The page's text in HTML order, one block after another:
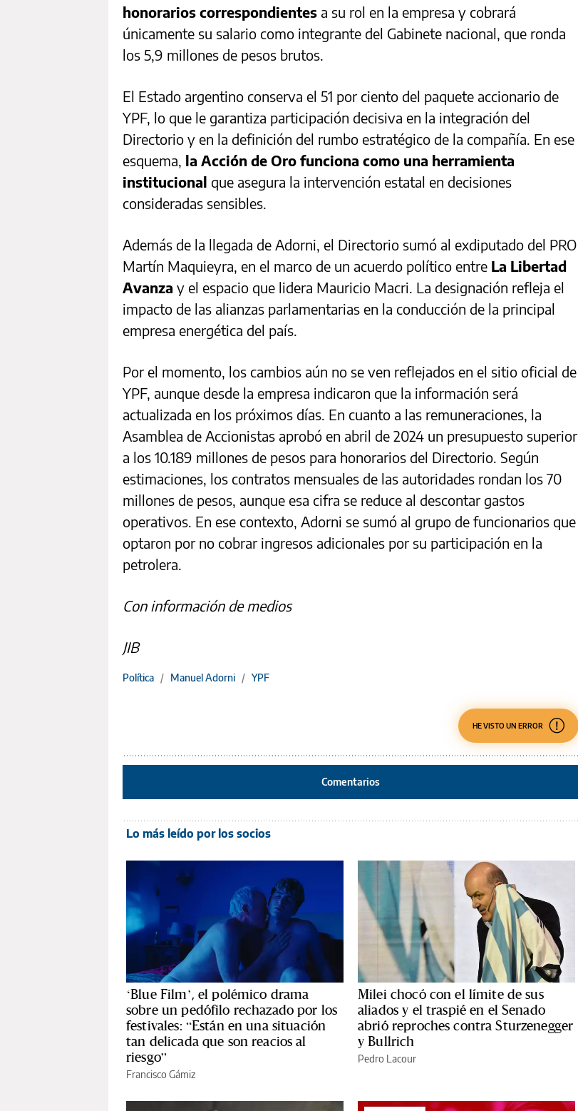
honorarios correspondientes a su rol en la empresa y cobrará
únicamente su salario como integrante del Gabinete nacional, que ronda
los 5,9 millones de pesos brutos.
El Estado argentino conserva el 51 por ciento del paquete accionario de
YPF, lo que le garantiza participación decisiva en la integración del
Directorio y en la definición del rumbo estratégico de la compañía. En ese
esquema, la Acción de Oro funciona como una herramienta
institucional que asegura la intervención estatal en decisiones
consideradas sensibles.
Además de la llegada de Adorni, el Directorio sumó al exdiputado del PRO
Martín Maquieyra, en el marco de un acuerdo político entre La Libertad
Avanza y el espacio que lidera Mauricio Macri. La designación refleja el
impacto de las alianzas parlamentarias en la conducción de la principal
empresa energética del país.
Por el momento, los cambios aún no se ven reflejados en el sitio oficial de
YPF, aunque desde la empresa indicaron que la información será
actualizada en los próximos días. En cuanto a las remuneraciones, la
Asamblea de Accionistas aprobó en abril de 2024 un presupuesto superior
a los 10.189 millones de pesos para honorarios del Directorio. Según
estimaciones, los contratos mensuales de las autoridades rondan los 70
millones de pesos, aunque esa cifra se reduce al descontar gastos
operativos. En ese contexto, Adorni se sumó al grupo de funcionarios que
optaron por no cobrar ingresos adicionales por su participación en la
petrolera.
Con información de medios
JIB
Política / Manuel Adorni / YPF
HE VISTO UN ERROR
Comentarios
Lo más leído por los socios
‘Blue Film’, el polémico drama
sobre un pedófilo rechazado por los
festivales: “Están en una situación
tan delicada que son reacios al
riesgo”
Francisco Gámiz
Milei chocó con el límite de sus
aliados y el traspié en el Senado
abrió reproches contra Sturzenegger
y Bullrich
Pedro Lacour